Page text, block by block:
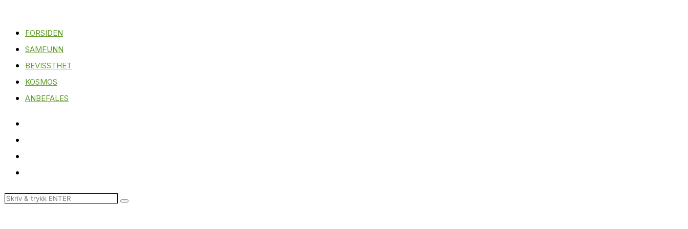
FORSIDEN
SAMFUNN
BEVISSTHET
KOSMOS
ANBEFALES